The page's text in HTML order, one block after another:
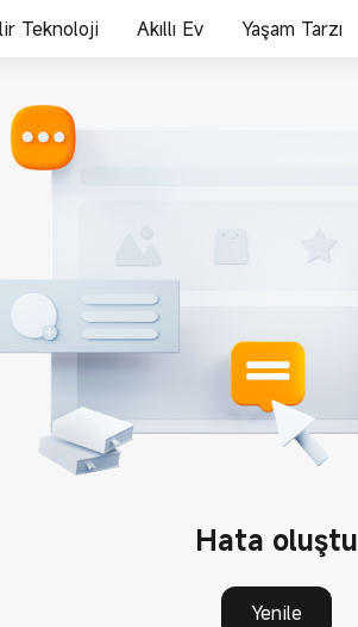
Teknoloji Akıllı Ev Yaşam Tarzı
Hata oluştu
Yenile